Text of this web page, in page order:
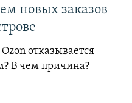
новых заказов
отказывается
В чем причина?